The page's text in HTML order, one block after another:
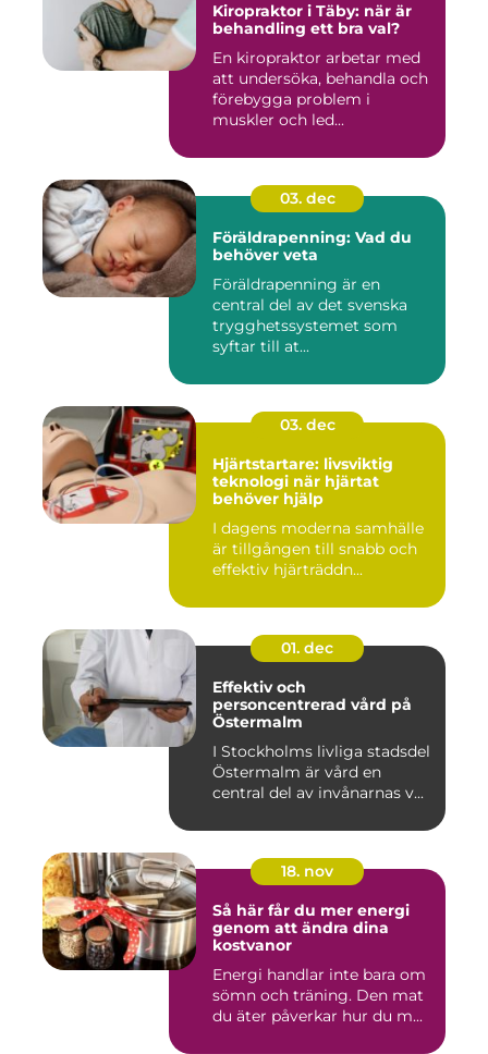
Kiropraktor i Täby: när är
behandling ett bra val?
En kiropraktor arbetar med
att undersöka, behandla och
förebygga problem i
muskler och led...
03. dec
Föräldrapenning: Vad du
behöver veta
Föräldrapenning är en
central del av det svenska
trygghetssystemet som
syftar till at...
03. dec
Hjärtstartare: livsviktig
teknologi när hjärtat
behöver hjälp
I dagens moderna samhälle
är tillgången till snabb och
effektiv hjärträddn...
01. dec
Effektiv och
personcentrerad vård på
Östermalm
I Stockholms livliga stadsdel
Östermalm är vård en
central del av invånarnas v...
18. nov
Så här får du mer energi
genom att ändra dina
kostvanor
Energi handlar inte bara om
sömn och träning. Den mat
du äter påverkar hur du m...